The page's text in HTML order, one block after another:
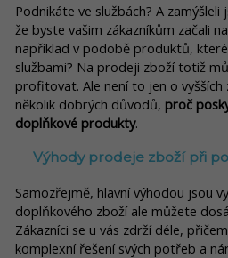
Podnikáte ve službách? A
že byste vašim zákazníkům začali
například v podobě produktů, které
službami? Na prodeji zboží totiž
profitovat. Ale není to jen o vyšších
několik dobrých důvodů, proč
doplňkové produkty.
Výhody prodeje zboží při
Samozřejmě, hlavní výhodou jsou
doplňkového zboží ale můžete
Zákazníci se u vás zdrží déle,
komplexní řešení svých potřeb a